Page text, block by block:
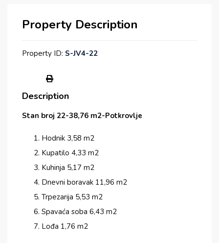
Property Description
Property ID: S-JV4-22
Description
Stan broj 22-38,76 m2-Potkrovlje
Hodnik 3,58 m2
Kupatilo 4,33 m2
Kuhinja 5,17 m2
Dnevni boravak 11,96 m2
Trpezarija 5,53 m2
Spavaća soba 6,43 m2
Lođa 1,76 m2